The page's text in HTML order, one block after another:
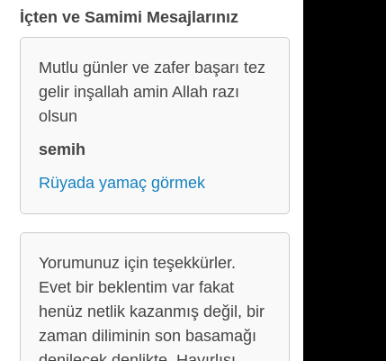
İçten ve Samimi Mesajlarınız
Mutlu günler ve zafer başarı tez
gelir inşallah amin Allah razı
olsun
semih
Rüyada yamaç görmek
Yorumunuz için teşekkürler.
Evet bir beklentim var fakat
henüz netlik kazanmış değil, bir
zaman diliminin son basamağı